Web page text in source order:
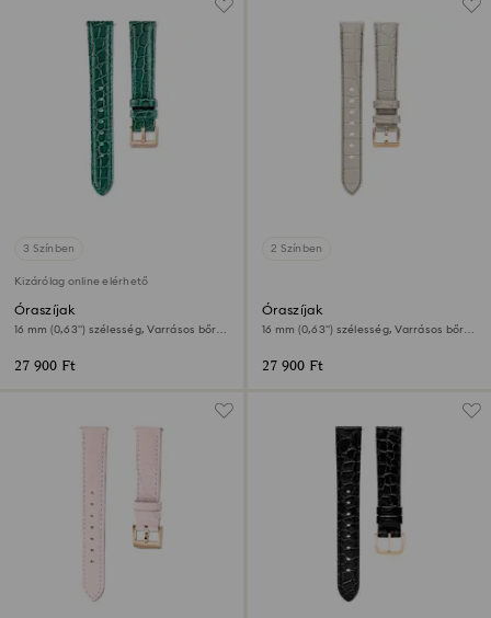
3 Színben
Kizárólag online elérhető
Óraszíjak
16 mm (0,63") szélesség, Varrásos bőr,
27 900 Ft
2 Színben
Óraszíjak
16 mm (0,63") szélesség, Varrásos bőr,
27 900 Ft